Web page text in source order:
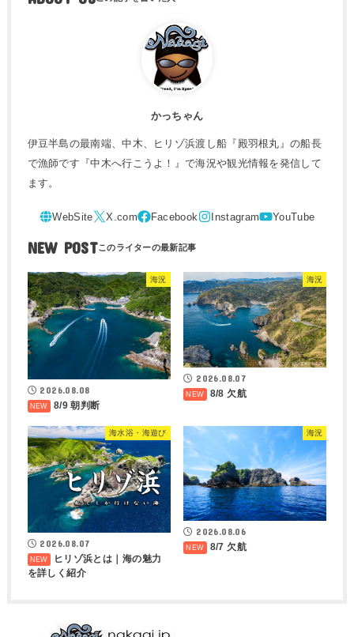
かっちゃん
伊豆半島の最南端、中木、ヒリゾ浜渡し船『殿羽根丸』の船長
で漁師です『中木へ行こうよ！』で海況や観光情報を発信して
ます。
NEW POST
海況
2026.08.08
8/9 朝判断
海況
2026.08.07
8/8 欠航
海水浴・海遊び
2026.08.07
ヒリゾ浜とは｜海の魅力
を詳しく紹介
海況
2026.08.06
8/7 欠航